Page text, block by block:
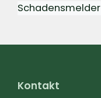
Schadensmelder
Kontakt